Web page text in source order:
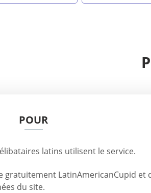
POUR
latins utilisent le service.
gratuitement LatinAmericanCupid et
du site.